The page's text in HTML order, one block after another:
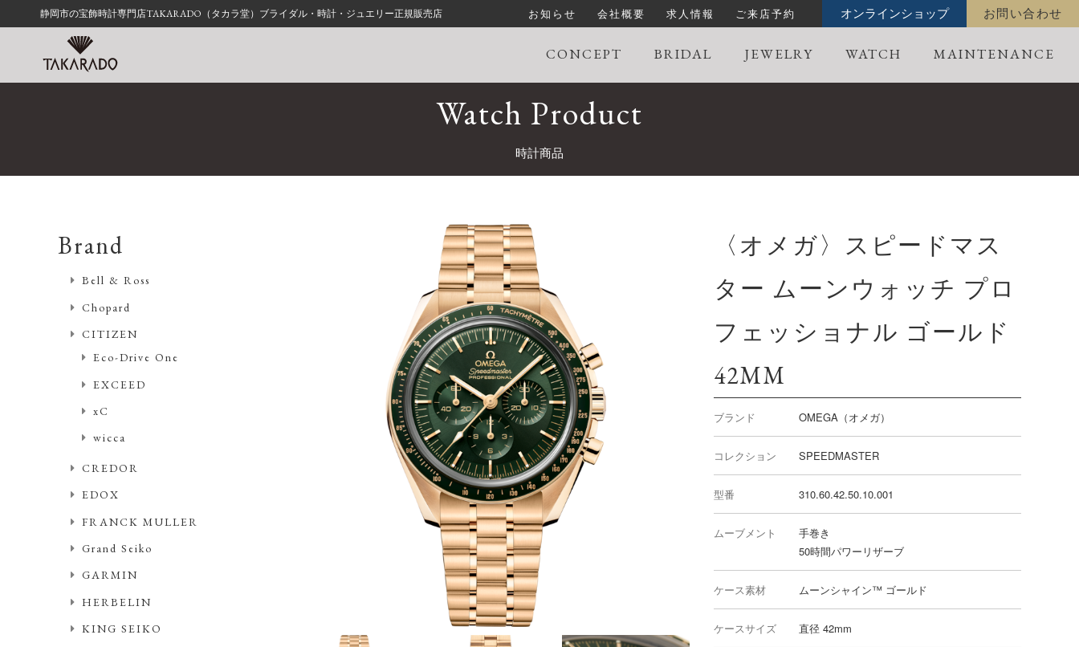
静岡市の宝飾時計専門店TAKARADO（タカラ堂）ブライダル・時計・ジュエリー正規販売店 お問い合わせ
オンラインショップ
お知らせ 会社概要 求人情報 ご来店予約
CONCEPT BRIDAL JEWELRY WATCH MAINTENANCE
Watch Product
時計商品
〈オメガ〉スピードマス
ター ムーンウォッチ プロ
フェッショナル ゴールド
42MM
ブランド OMEGA（オメガ）
コレクション SPEEDMASTER
型番 310.60.42.50.10.00 1
ムーブメント
手巻き
50時間パワーリザーブ
ケース素材 ムーンシャイン™ ゴール ド
ケースサイズ 直径 42mm
Brand
Bell & Ross
Chopard
CITIZEN
Eco-Drive One
EXCEED
xC
wicca
CREDOR
EDOX
FRANCK MULLER
Grand Seiko
GARMIN
HERBELIN
KING SEIKO